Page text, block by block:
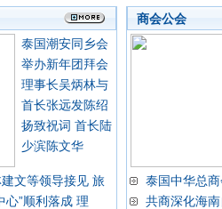
泰国潮安同乡会
举办新年团拜会
理事长吴炳林与
首长张远发陈绍
扬致祝词 首长陆
少滨陈文华
文等领导接见 旅
心”顺利落成 理
商会公会
泰国中华总
共商深化海